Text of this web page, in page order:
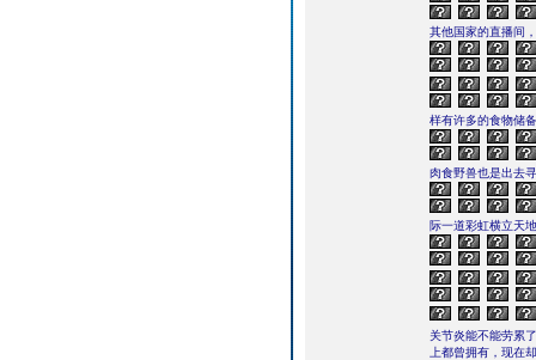
其他国家的直播间
样有许多的食物储
肉食野兽也是出去
际一道彩虹横立天
关节炎能不能劳累了
上都曾拥有，现在